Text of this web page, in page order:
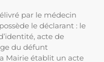
par le médecin
le déclarant : le
acte de
du défunt
Mairie établit un acte